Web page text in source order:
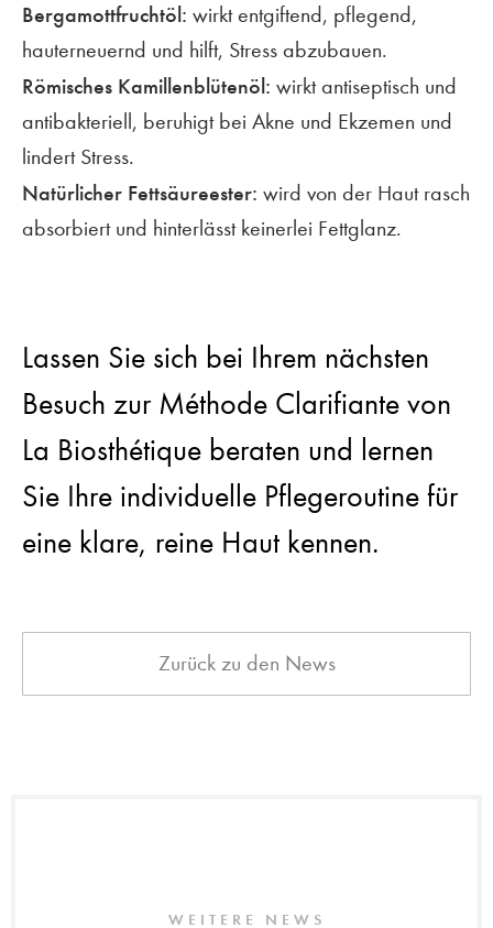
Bergamottfruchtöl: wirkt entgiftend, pflegend,
hauterneuernd und hilft, Stress abzubauen.
Römisches Kamillenblütenöl: wirkt antiseptisch und
antibakteriell, beruhigt bei Akne und Ekzemen und
lindert Stress.
Natürlicher Fettsäureester: wird von der Haut rasch
absorbiert und hinterlässt keinerlei Fettglanz.
Lassen Sie sich bei Ihrem nächsten
Besuch zur Méthode Clarifiante von
La Biosthétique beraten und lernen
Sie Ihre individuelle Pflegeroutine für
eine klare, reine Haut kennen.
Zurück zu den News
WEITERE NEWS